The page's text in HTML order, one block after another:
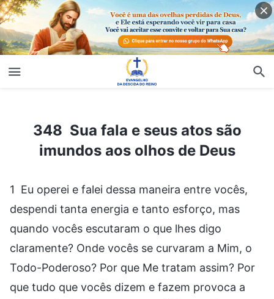
348 Sua fala e seus atos são
imundos aos olhos de Deus
1 Eu operei e falei dessa maneira entre vocês,
despendi tanta energia e tanto esforço, mas
quando vocês escutaram o que lhes digo
claramente? Onde vocês se curvaram a Mim, o
Todo-Poderoso? Por que Me tratam assim? Por
que tudo que vocês dizem e fazem provoca a